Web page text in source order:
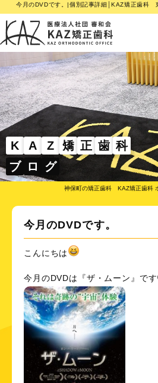
今月のDVDです。|個別記事詳細│KAZ矯正歯科
K A Z 矯 正 歯 科
ブ ロ グ
神保町の矯正歯科 KAZ矯正歯科
今月のDVDです。
こんにちは
今月のDVDは『ザ・ムーン』です
医院案内
矯正歯科治療のご案内
矯正装置のご紹介
その他